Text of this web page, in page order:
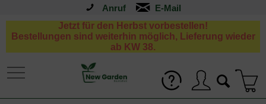
Anruf
Jetzt für den Herbst vorbestellen!
Bestellungen sind weiterhin möglich, Lieferung wieder
ab KW 38.